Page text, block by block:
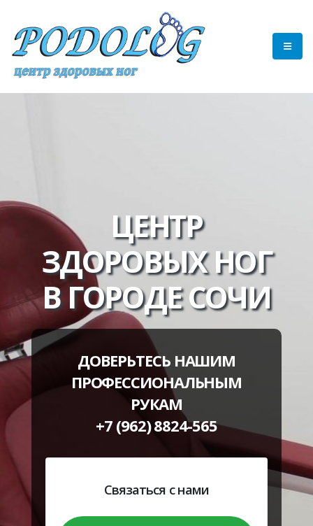
ЦЕНТР
ЗДОРОВЫХ НОГ
В ГОРОДЕ СОЧИ
ДОВЕРЬТЕСЬ НАШИМ
ПРОФЕССИОНАЛЬНЫМ
РУКАМ
+7 (962) 8824-565
Связаться с нами